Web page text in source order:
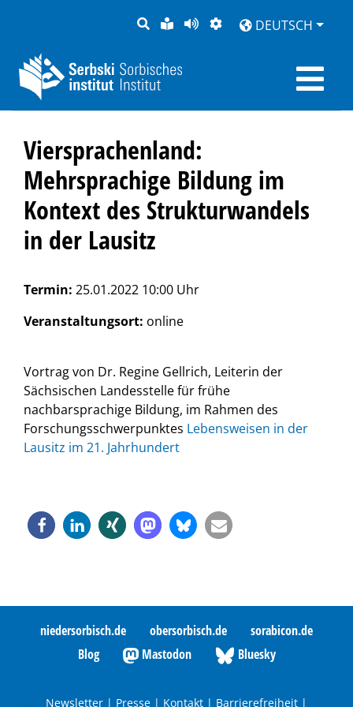
SUCHELEICHTE
SPRACHE
SEITEDARSTELLUNG
DEUTSCH
Viersprachenland:
Mehrsprachige Bildung im
Kontext des Strukturwandels
in der Lausitz
Termin: 25.01.2022 10:00 Uhr
Veranstaltungsort: online
Vortrag von Dr. Regine Gellrich, Leiterin der
Sächsischen Landesstelle für frühe
nachbarsprachige Bildung, im Rahmen des
Forschungsschwerpunktes Lebensweisen in der
Lausitz im 21. Jahrhundert
niedersorbisch.de obersorbisch.de
sorabicon.de
Blog
Mastodon Bluesky
Newsletter | Presse | Kontakt | Barrierefreiheit |